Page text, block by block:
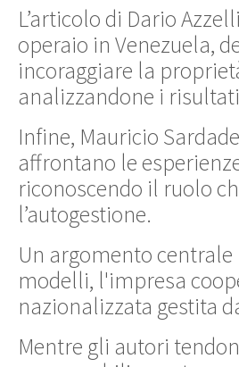
L’articolo di Dario
operaio in Venezuela,
incoraggiare la
analizzandone i
Infine, Mauricio
affrontano le
riconoscendo il ruolo
l’autogestione.
Un argomento
modelli, l'impresa
nazionalizzata gestita
Mentre gli autori